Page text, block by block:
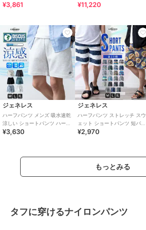
¥3,861 ¥11,220
ジェネレス
ハーフパンツ メンズ 吸水速乾
涼しい ショートパンツ ハーパ
ン ショーパン 夏 膝丈 ストレ
¥3,630
ジェネレス
ハーフパンツ ストレッチ スウ
ェット ショートパンツ 短パン
大きいサイズ 涼しい ショーパ
¥2,970
もっとみる
タフに穿けるナイロンパンツ